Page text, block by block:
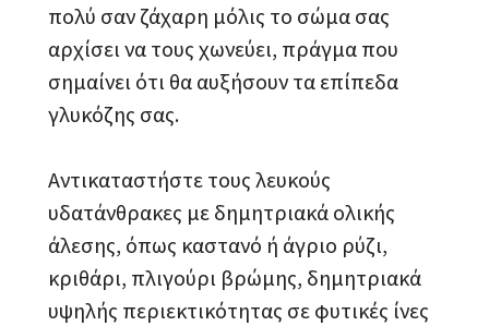
πολύ σαν ζάχαρη μόλις το σώμα σας
αρχίσει να τους χωνεύει, πράγμα που
σημαίνει ότι θα αυξήσουν τα επίπεδα
γλυκόζης σας.
Αντικαταστήστε τους λευκούς
υδατάνθρακες με δημητριακά ολικής
άλεσης, όπως καστανό ή άγριο ρύζι,
κριθάρι, πλιγούρι βρώμης, δημητριακά
υψηλής περιεκτικότητας σε φυτικές ίνες